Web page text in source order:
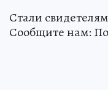
Стали
Сообщите нам: